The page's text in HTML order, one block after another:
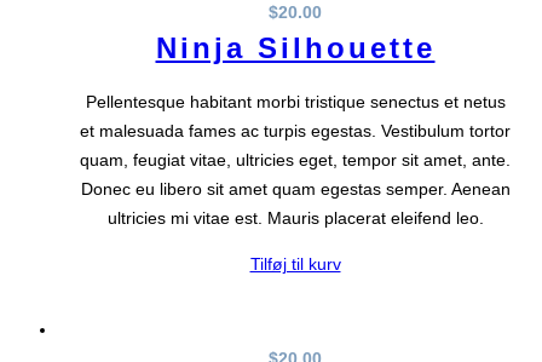
$20.00
Ninja Silhouette
Pellentesque habitant morbi tristique senectus et netus
et malesuada fames ac turpis egestas. Vestibulum tortor
quam, feugiat vitae, ultricies eget, tempor sit amet, ante.
Donec eu libero sit amet quam egestas semper. Aenean
ultricies mi vitae est. Mauris placerat eleifend leo.
Tilføj til kurv
$20.00